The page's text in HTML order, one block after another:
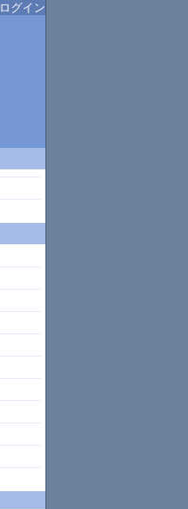
ログイン